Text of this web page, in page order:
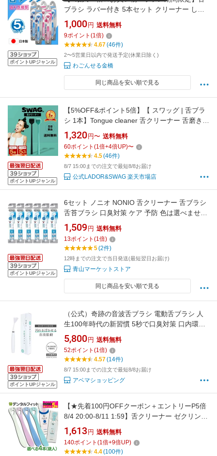
ポイントUPジャンル
ブラシ ラバー付き 5本セット クリーナー しな
るネック やわらかめ 舌専用 歯科医推奨 日本製
色おまかせ
1,000 円 送料無料
9ポイント (1倍)
4.67(46件)
2〜5営業日以内で発送予定(休業日除く)
わごんせる金橋
同じ商品を安い順で見る
ポイントUPジャンル
【5%OFF&ポイント5倍】【 スワッグ | 舌ブラ
シ 1本】Tongue cleaner 舌クリーナー 舌磨き
舌ケア 舌苔除去 タンクリーナー 口臭ケア 口臭
予防 口臭対策 オーラルケア デンタルケア マウ
スケア 口腔ケア プラーク除去 歯周病 虫歯 むし
歯 エチケット プレゼント
1,320 円〜 送料無料
60ポイント (1倍+4倍UP)〜
4.5(46件)
8/7 15:00までの注文で最短8/8お届け
公式LADOR&SWAG 楽天市場店
ポイントUPジャンル
6セット ノニオ NONIO 舌クリーナー 舌ブラシ
舌苔ブラシ 口臭対策 ケア 予防 色は選べません
2839-6
1,509 円 送料無料
13ポイント (1倍)
5(2件)
12時までの注文で当日発送(最短翌日お届け)
青山マーケットストア
同じ商品を安い順で見る
ポイントUPジャンル
（公式）奇跡の音波舌ブラシ 電動舌ブラシ 人
生100年時代の新習慣 5秒で口臭対策 口内環境
正常化 汚れを浮かせる音波振動 16,000本の極
細毛 しっかり舌にフィット（送料無料）奇跡の
電動舌ブラシ 電池別売り ハレノ HaRENO/
5,800 円 送料無料
52ポイント (1倍)
4.57(14件)
8/7 15:00までの注文で最短8/8お届け
アベマショッピング
【★先着100円OFFクーポン＋エントリーP5倍
8/4 20:00-8/11 1:59】舌クリーナー ゼクリン
(レギュラータイプorソフトタイプ) 4本セット
(袋入/4色アソートセット)（メール便5点まで）
【メール便選択で送料無料】
1,613 円 送料無料
140ポイント (1倍+9倍UP)
4.4(100件)